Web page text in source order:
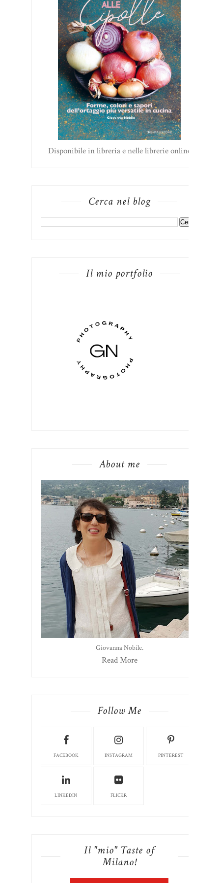
Disponibile in libreria e nelle librerie online
Cerca nel blog
Il mio portfolio
About me
Giovanna Nobile.
Read More
Follow Me
FACEBOOK INSTAGRAM PINTEREST
LINKEDIN FLICKR
Il "mio" Taste of
Milano!